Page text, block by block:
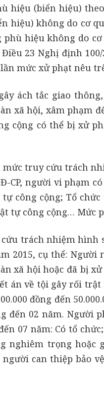
hiệu (biển hiệu)
hiệu) không do cơ
hiệu không do cơ
23 Nghị định
mức xử phạt nêu
ách tắc giao
xã hội, xâm phạm
cộng có thể bị xử
truy cứu trách
CP, người vi phạm
công cộng; Tổ
tự công cộng… Mức
trách nhiệm hình
2015, cụ thể: Người
xã hội hoặc đã bị
án về tội gây rối trật
đồng đến
đến 02 năm. Người
07 năm: Có tổ
nghiêm trọng hoặc
can thiệp bảo